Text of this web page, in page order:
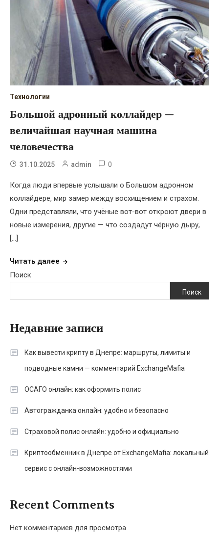
Технологии
Большой адронный коллайдер —
величайшая научная машина
человечества
31.10.2025 admin 0
Когда люди впервые услышали о Большом адронном
коллайдере, мир замер между восхищением и страхом.
Одни представляли, что учёные вот-вот откроют двери в
новые измерения, другие — что создадут чёрную дыру,
[…]
Читать далее
Поиск
Поиск
Недавние записи
Как вывести крипту в Днепре: маршруты, лимиты и
подводные камни — комментарий ExchangeMafia
ОСАГО онлайн: как оформить полис
Автогражданка онлайн: удобно и безопасно
Страховой полис онлайн: удобно и официально
Криптообменник в Днепре от ExchangeMafia: локальный
сервис с онлайн-возможностями
Recent Comments
Нет комментариев для просмотра.